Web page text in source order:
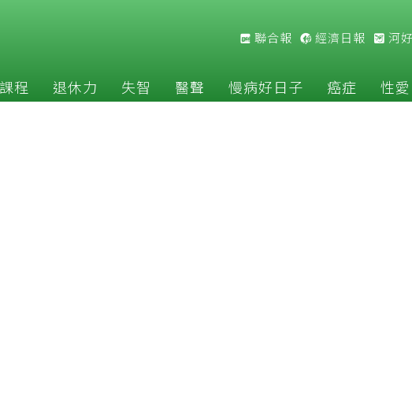
聯合報 經濟日報 河
課程 退休力 失智 醫聲 慢病好日子 癌症 性愛